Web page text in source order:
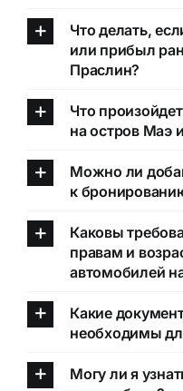
Что делать,
или прибыл
Праслин?
Что
на остров Маэ
Можно ли
к
Каковы
правам и
автомобилей
Какие
необходимы
Могу ли я